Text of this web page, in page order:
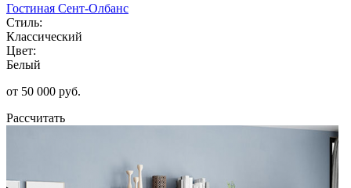
Гостиная Сент-Олбанс
Стиль:
Классический
Цвет:
Белый
от 50 000 руб.
Рассчитать